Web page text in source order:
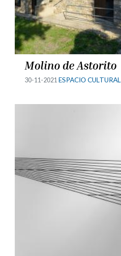
Molino de Astorito
30-11-2021 ESPACIO CULTURAL